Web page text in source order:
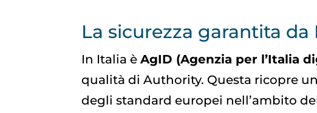
La sicurezza garantita da
In Italia èAgID (Agenzia per l’Italia
qualità di Authority. Questa ricopre
degli standard europei nell’ambito